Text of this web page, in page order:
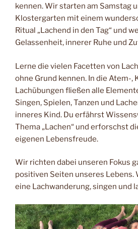
kennen. Wir starten am Samstag
Klostergarten mit einem
Ritual „Lachend in den Tag“ und
Gelassenheit, innerer Ruhe und
Lerne die vielen Facetten von
ohne Grund kennen. In die Atem-,
Lachübungen fließen alle
Singen, Spielen, Tanzen und
inneres Kind. Du erfährst
Thema „Lachen“ und erforschst
eigenen Lebensfreude.
Wir richten dabei unseren Fokus
positiven Seiten unseres Lebens.
eine Lachwanderung, singen und